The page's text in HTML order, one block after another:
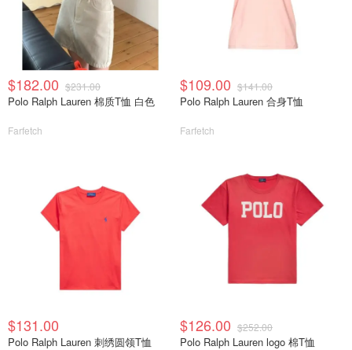
$182.00 $231.00
Polo Ralph Lauren 棉质T恤 白色
Farfetch
$109.00 $141.00
Polo Ralph Lauren 合身T恤
Farfetch
$131.00
Polo Ralph Lauren 刺绣圆领T恤
$126.00 $252.00
Polo Ralph Lauren logo 棉T恤